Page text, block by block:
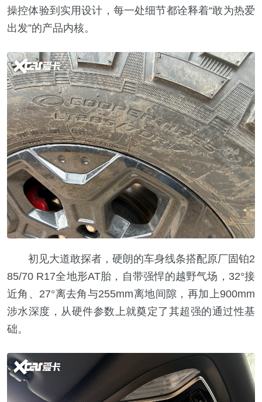
操控体验到实用设计，每一处细节都诠释着“敢为热爱
出发”的产品内核。
初见大道敢探者，硬朗的车身线条搭配原厂固铂2
85/70 R17全地形AT胎，自带强悍的越野气场，32°接
近角、27°离去角与255mm离地间隙，再加上900mm
涉水深度，从硬件参数上就奠定了其超强的通过性基
础。